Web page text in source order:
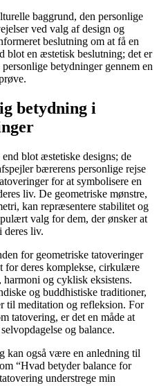
baggrund, den personlige
ved valg af design og
beslutning om at få en
blot en æstetisk beslutning; det er
betydninger gennem en
betydning i
blot æstetiske designs; de
bærerens personlige rejse
for at symbolisere en
liv. De geometriske mønstre,
kan repræsentere stabilitet og
valg for dem, der ønsker at
deres liv.
for geometriske tatoveringer
for deres komplekse, cirkulære
harmoni og cyklisk eksistens.
og buddhistiske traditioner,
til meditation og refleksion. For
tatovering, er det en måde at
og balance.
kan også være en anledning til
“Hvad betyder balance for
understrege min